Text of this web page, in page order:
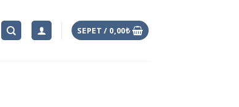
SEPET / 0,00₺